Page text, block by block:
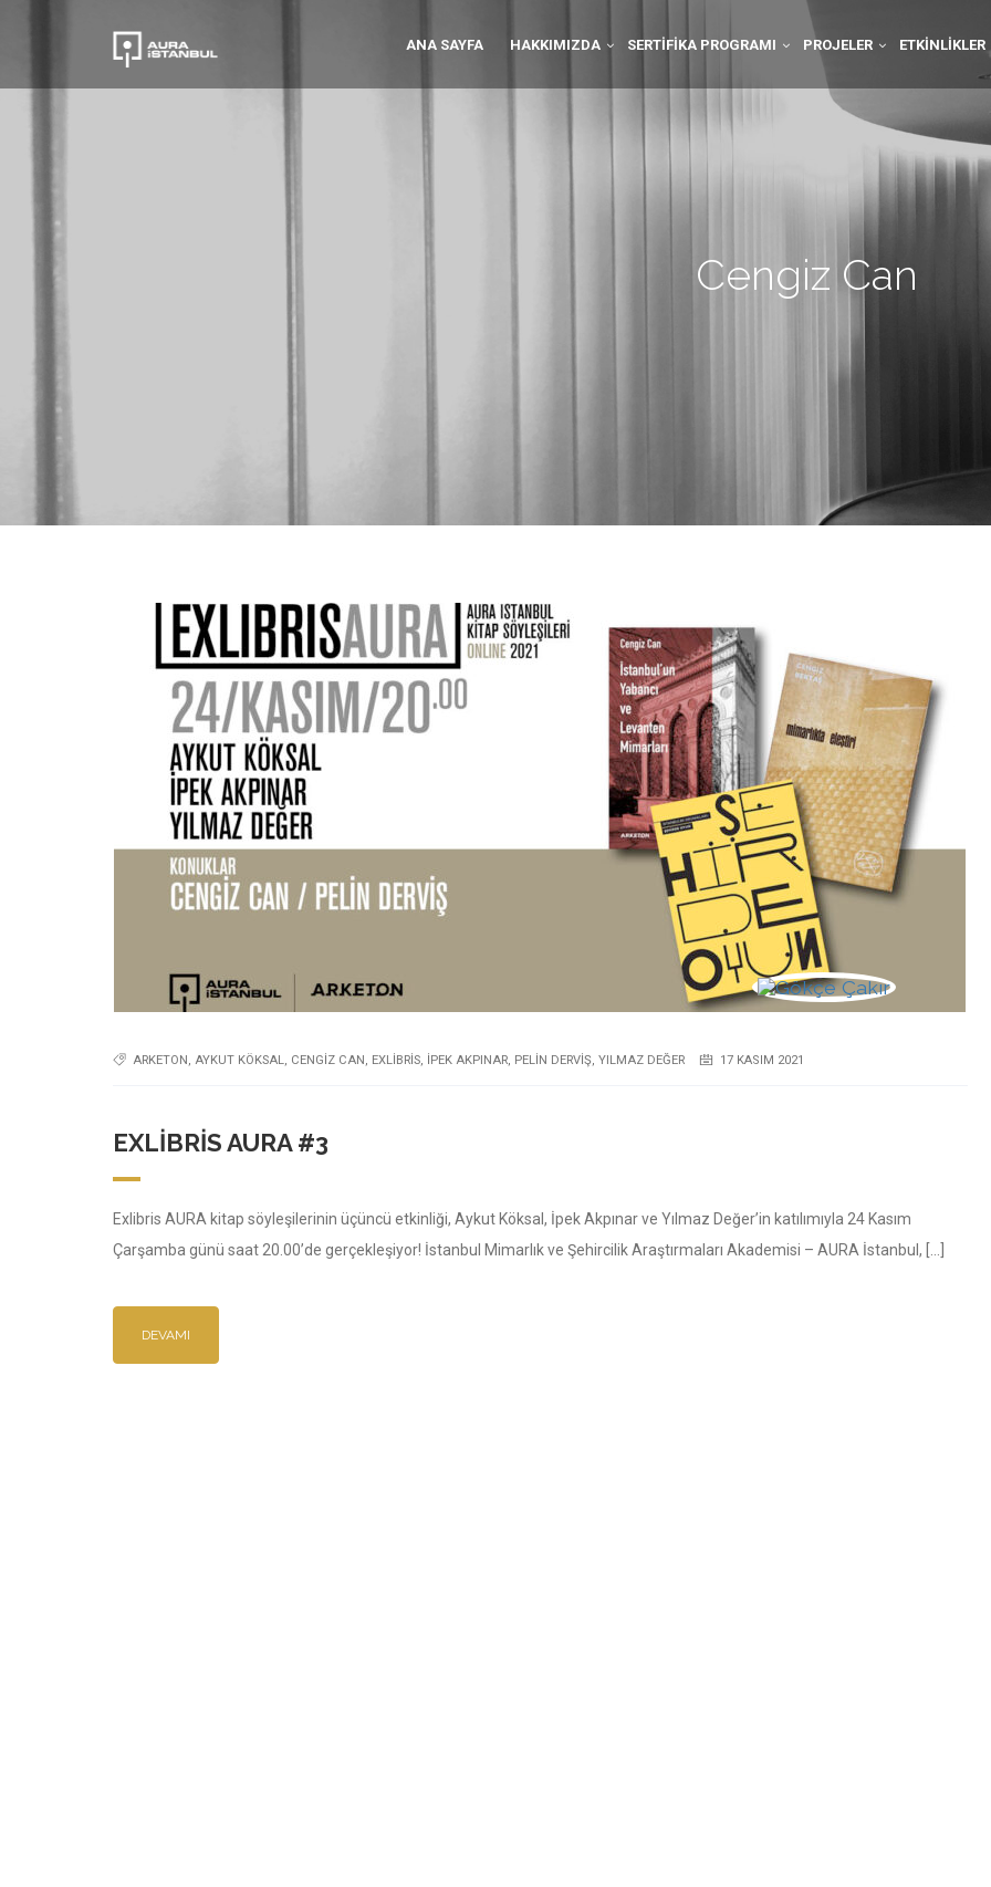
ANA SAYFA HAKKIMIZDA SERTIFIKA PROGRAMI PROJELER ETKINLIKLER
ARKETON, AYKUT KÖKSAL, CENGIZ CAN, EXLIBRIS, İPEK AKPINAR, PELIN DERVIŞ, YILMAZ DEĞER 17 KASIM 2021
EXLIBRIS AURA #3
Exlibris AURA kitap söyleşilerinin üçüncü etkinliği, Aykut Köksal, İpek Akpınar ve Yılmaz Değer’in katılımıyla 24 Kasım
Çarşamba günü saat 20.00’de gerçekleşiyor! İstanbul Mimarlık ve Şehircilik Araştırmaları Akademisi – AURA İstanbul, […]
DEVAMI